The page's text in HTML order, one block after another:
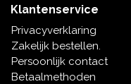
Klantenservice
Privacyverklaring
Zakelijk bestellen.
Persoonlijk contact
Betaalmethoden